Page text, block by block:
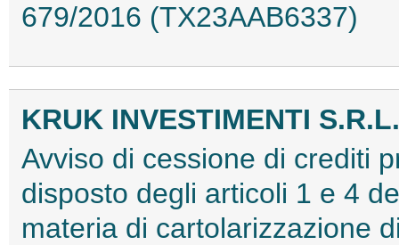
679/2016 (TX23AAB6337)
KRUK INVESTIMENTI S.R.L.
Avviso di cessione di crediti
disposto degli articoli 1 e 4
materia di cartolarizzazione